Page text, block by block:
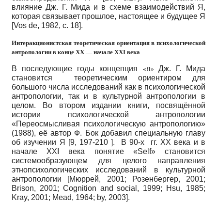
влияние Дж. Г. Мида и в схеме взаимодействий Я,
которая связывает прошлое, настоящее и будущее Я
[Vos de, 1982, с. 18].
Интеракционистская теоретическая ориентация в психологической
антропологии в конце XX — начале XXI века
В последующие годы концепция «Я» Дж. Г. Мида
становится теоретическим ориентиром для
большого числа исследований как в психологической
антропологии, так и в культурной антропологии в
целом. Во втором издании книги, посвящённой
истории психологической антропологии
«Переосмысливая психологическую антропологию»
(1988), её автор Ф. Бок добавил специальную главу
об изучении Я [9, 197-210 ]. В 90-х гг. ХХ века и в
начале ХХI века понятие «Self» становится
системообразующем для целого направления
этнопсихологических исследований в культурной
антропологии
[Мюррей, 2001; Розенбергер, 2001;
Brison, 2001; Cognition and social, 1999; Hsu, 1985;
Kray, 2001; Mead, 1964; by, 2003].